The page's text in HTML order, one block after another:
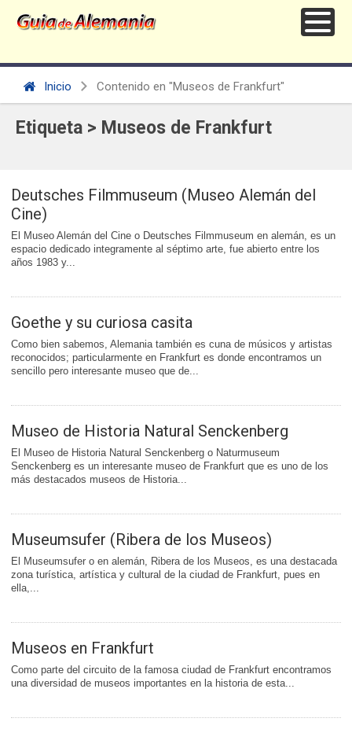
Inicio Contenido en "Museos de Frankfurt"
Etiqueta > Museos de Frankfurt
Deutsches Filmmuseum (Museo Alemán del
Cine)
El Museo Alemán del Cine o Deutsches Filmmuseum en alemán, es un
espacio dedicado integramente al séptimo arte, fue abierto entre los
años 1983 y...
Goethe y su curiosa casita
Como bien sabemos, Alemania también es cuna de músicos y artistas
reconocidos; particularmente en Frankfurt es donde encontramos un
sencillo pero interesante museo que de...
Museo de Historia Natural Senckenberg
El Museo de Historia Natural Senckenberg o Naturmuseum
Senckenberg es un interesante museo de Frankfurt que es uno de los
más destacados museos de Historia...
Museumsufer (Ribera de los Museos)
El Museumsufer o en alemán, Ribera de los Museos, es una destacada
zona turística, artística y cultural de la ciudad de Frankfurt, pues en
ella,...
Museos en Frankfurt
Como parte del circuito de la famosa ciudad de Frankfurt encontramos
una diversidad de museos importantes en la historia de esta...